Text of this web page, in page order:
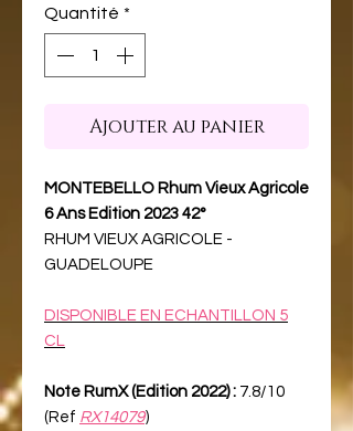
Quantité *
Ajouter au panier
MONTEBELLO Rhum Vieux Agricole
6 Ans Edition 2023 42°
RHUM VIEUX AGRICOLE -
GUADELOUPE
DISPONIBLE EN ECHANTILLON 5
CL
Note RumX (Edition 2022) : 7.8/10
(Ref RX14079)